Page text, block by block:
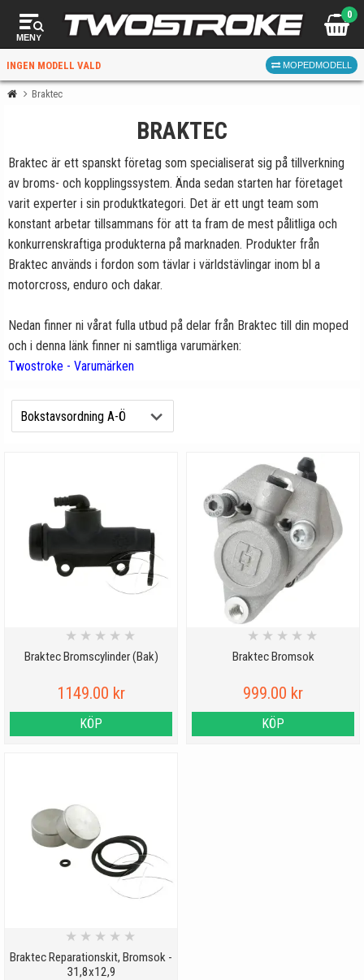
MENY
0
INGEN MODELL VALD MOPEDMODELL
VÄLJ MOPEDFÖR RÄTT DELAR
och universella produkter.
Braktec
BRAKTEC
Braktec är ett spanskt företag som specialiserat sig på tillverkning
av broms- och kopplingssystem. Ända sedan starten har företaget
varit experter i sin produktkategori. Det är ett ungt team som
konstant arbetar tillsammans för att ta fram de mest pålitliga och
konkurrenskraftiga produkterna på marknaden. Produkter från
Braktec används i fordon som tävlar i världstävlingar inom bl a
motorcross, enduro och dakar.
Nedan finner ni vårat fulla utbud på delar från Braktec till din moped
och i denna länk finner ni samtliga varumärken:
Twostroke - Varumärken
Braktec Bromscylinder (Bak)
★ ★ ★ ★ ★
1149.00 kr
KÖP
Braktec Bromsok
★ ★ ★ ★ ★
999.00 kr
KÖP
Braktec Reparationskit, Bromsok -
31,8x12,9
★ ★ ★ ★ ★